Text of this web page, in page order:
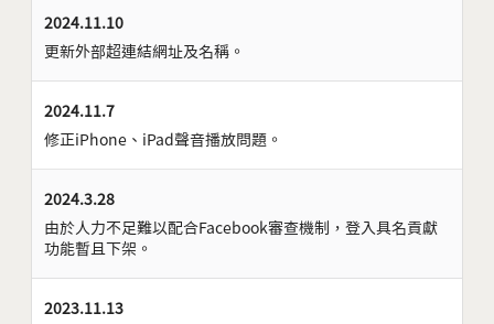
2024.11.10
更新外部超連結網址及名稱。
2024.11.7
修正iPhone、iPad聲音播放問題。
2024.3.28
由於人力不足難以配合Facebook審查機制，登入具名貢獻
功能暫且下架。
2023.11.13